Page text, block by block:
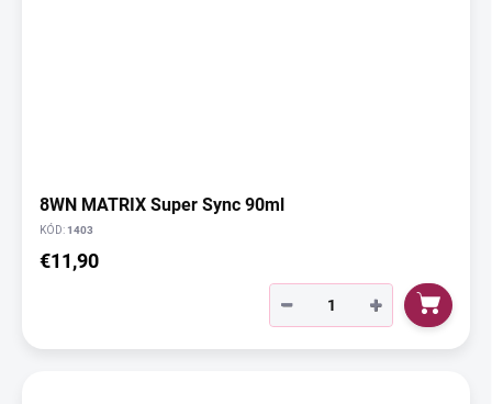
8WN MATRIX Super Sync 90ml
KÓD:1403
€11,90
+
−